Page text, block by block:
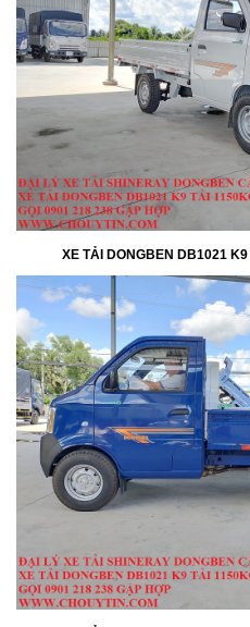
XE TẢI DONGBEN DB1021